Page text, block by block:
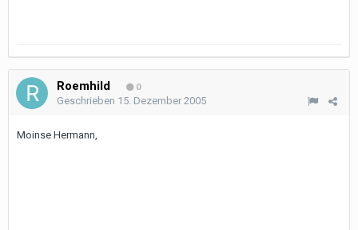
Roemhild 0
Geschrieben 15. Dezember 2005
Moinse Hermann,